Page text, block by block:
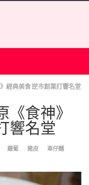
經典美食 逆市創業打響名堂
《食神》
響名堂
蘿蔔 豬皮
車仔麵